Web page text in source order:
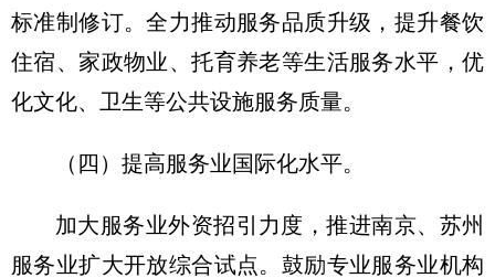
标准制修订。全力推动服务品质升级，提升餐饮
住宿、家政物业、托育养老等生活服务水平，优
化文化、卫生等公共设施服务质量。
（四）提高服务业国际化水平。
加大服务业外资招引力度，推进南京、苏州
服务业扩大开放综合试点。鼓励专业服务业机构